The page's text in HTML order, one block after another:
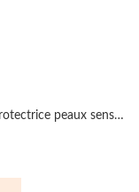
Avene Antirougeurs jour crème hydratante protectrice peaux sensibles sèches SPF20 40ml